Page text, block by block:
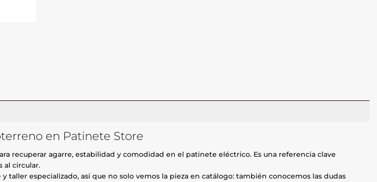
en Patinete Store
recuperar agarre, estabilidad y comodidad en el patinete eléctrico. Es una referencia clave
al circular.
especializado, así que no solo vemos la pieza en catálogo: también conocemos las dudas